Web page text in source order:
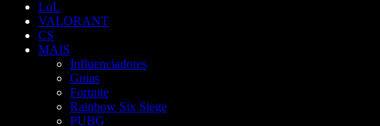
LoL
VALORANT
CS
MAIS
Influenciadores
Guias
Fortnite
Rainbow Six Siege
PUBG